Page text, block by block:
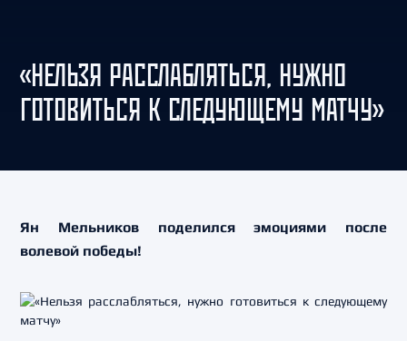
«НЕЛЬЗЯ РАССЛАБЛЯТЬСЯ, НУЖНО
ГОТОВИТЬСЯ К СЛЕДУЮЩЕМУ МАТЧУ»
Ян Мельников поделился эмоциями после
волевой победы!